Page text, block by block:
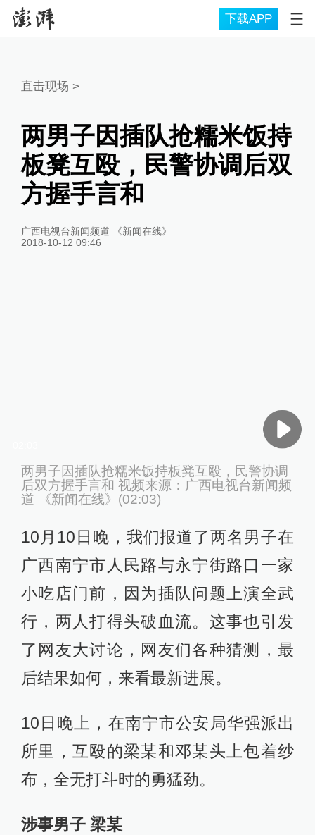
下载APP
直击现场 >
两男子因插队抢糯米饭持
板凳互殴，民警协调后双
方握手言和
广西电视台新闻频道 《新闻在线》
2018-10-12 09:46
两男子因插队抢糯米饭持板凳互殴，民警协调
后双方握手言和 视频来源：广西电视台新闻频
道 《新闻在线》(02:03)
10月10日晚，我们报道了两名男子在
广西南宁市人民路与永宁街路口一家
小吃店门前，因为插队问题上演全武
行，两人打得头破血流。这事也引发
了网友大讨论，网友们各种猜测，最
后结果如何，来看最新进展。
10日晚上，在南宁市公安局华强派出
所里，互殴的梁某和邓某头上包着纱
布，全无打斗时的勇猛劲。
涉事男子 梁某